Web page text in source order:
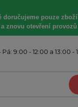
doručujeme pouze
znovu otevření
Pá: 9:00 - 12:00 a 13:00 -